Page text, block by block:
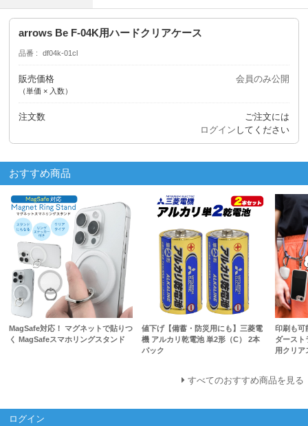
arrows Be F-04K用ハードクリアケース
品番 df04k-01cl
販売価格
（単価 × 入数）
会員のみ公開
注文数
ご注文には
ログイン してください
おすすめ商品
MagSafe対応！ マグネットで貼りつ
く MagSafeスマホリングスタンド
値下げ【備蓄・防災用にも】三菱電
機 アルカリ乾電池 単2形（C） 2本
パック
印刷も可
ダースト
用クリア
すべてのおすすめ商品を見る
ログイン